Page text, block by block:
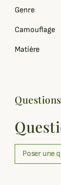
Genre
Camouflage
Matière
Poser une